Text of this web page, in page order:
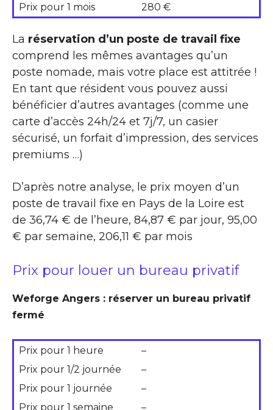
Prix pour 1 mois
280 €
La réservation d’un poste de travail fixe
comprend les mêmes avantages qu’un
poste nomade, mais votre place est attitrée !
En tant que résident vous pouvez aussi
bénéficier d’autres avantages (comme une
carte d’accès 24h/24 et 7j/7, un casier
sécurisé, un forfait d’impression, des services
premiums …)
D’après notre analyse, le prix moyen d’un
poste de travail fixe en Pays de la Loire est
de 36,74 € de l’heure, 84,87 € par jour, 95,00
€ par semaine, 206,11 € par mois
Prix pour louer un bureau privatif
Weforge Angers : réserver un bureau privatif
fermé
Prix pour 1 heure
–
Prix pour 1/2 journée
–
Prix pour 1 journée
–
Prix pour 1 semaine
–